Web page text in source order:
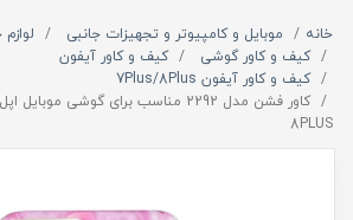
خانه موبایل و کامپیوتر و تجهیزات جانبی
کیف و کاور گوشی
کیف و کاور آیفون
کیف و کاور آیفون 7Plus/8Plus
8PLUS